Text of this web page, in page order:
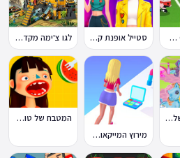
טון קאפ Toon Cup סטייל אופנת קיי-פופ לגו צ'ימה מקדש האריות
הפוני הקטן שלי: מסיבה בכפר
מירוץ המייקאובר Makeover Run
המטבח של טוקה בוקה